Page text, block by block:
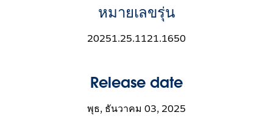
หมายเลขรุ่น
20251.25.1121.1650
Release date
พุธ, ธันวาคม 03, 2025